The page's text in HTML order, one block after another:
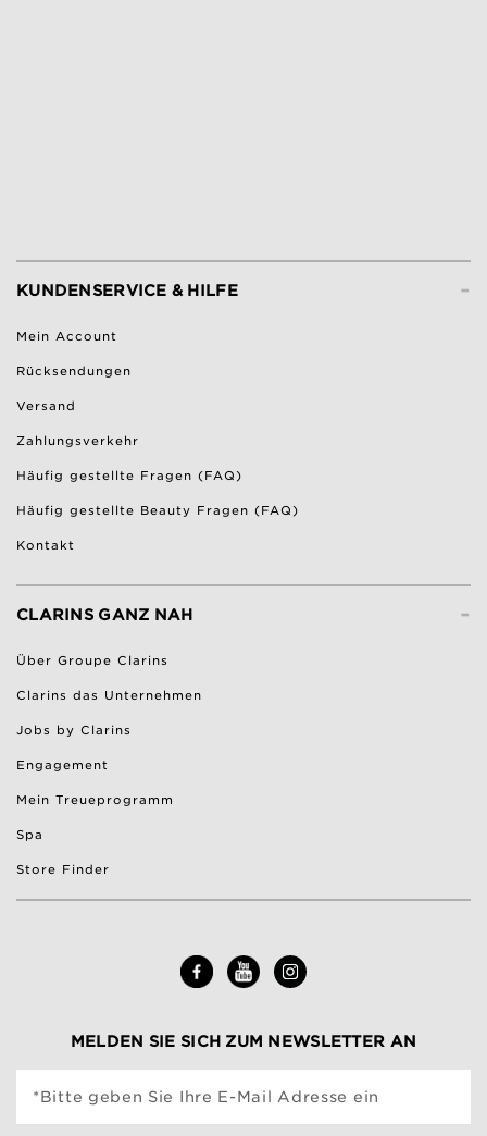
-
KUNDENSERVICE & HILFE
Mein Account
Rücksendungen
Versand
Zahlungsverkehr
Häufig gestellte Fragen (FAQ)
Häufig gestellte Beauty Fragen (FAQ)
Kontakt
-
CLARINS GANZ NAH
Über Groupe Clarins
Clarins das Unternehmen
Jobs by Clarins
Engagement
Mein Treueprogramm
Spa
Store Finder
MELDEN SIE SICH ZUM NEWSLETTER AN
*Bitte geben Sie Ihre E-Mail Adresse ein